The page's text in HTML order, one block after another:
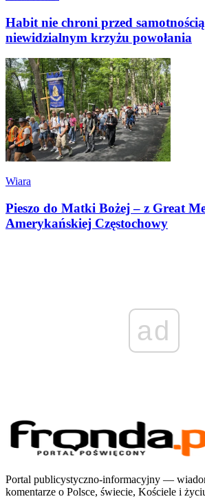
Habit nie chroni przed
niewidzialnym krzyżu powołania
Wiara
Pieszo do Matki Bożej – z Great
Amerykańskiej Częstochowy
ad
Portal publicystyczno-informacyjny —
komentarze o Polsce, świecie, Kościele i